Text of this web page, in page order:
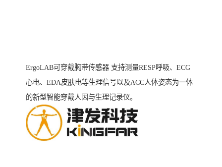
ErgoLAB可穿戴胸带传感器 支持测量RESP呼吸、ECG
心电、EDA皮肤电等生理信号以及ACC人体姿态为一体
的新型智能穿戴人因与生理记录仪。